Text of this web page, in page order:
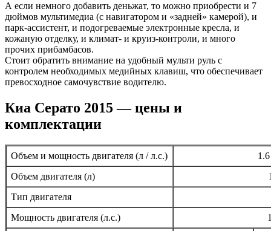
А если немного добавить деньжат, то можно приобрести и 7
дюймов мультимедиа (с навигатором и «задней» камерой), и
парк-ассистент, и подогреваемые электронные кресла, и
кожаную отделку, и климат- и круиз-контроли, и много
прочих прибамбасов.
Стоит обратить внимание на удобный мульти руль с
контролем необходимых медийных клавиш, что обеспечивает
превосходное самочувствие водителю.
Киа Серато 2015 — цены и
комплектации
Объем и мощность двигателя (л / л.с.)
Объем двигателя (л)
Тип двигателя
Мощность двигателя (л.с.)